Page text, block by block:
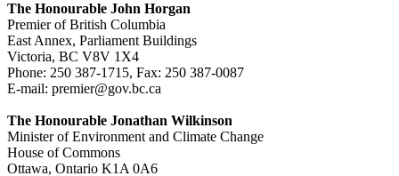
The Honourable John Horgan
Premier of British Columbia
East Annex, Parliament Buildings
Victoria, BC V8V 1X4
Phone: 250 387-1715, Fax: 250 387-0087
E-mail: premier@gov.bc.ca
The Honourable Jonathan Wilkinson
Minister of Environment and Climate Change
House of Commons
Ottawa, Ontario K1A 0A6